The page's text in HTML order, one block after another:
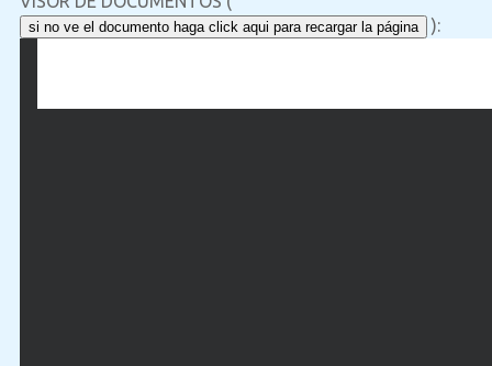
si no ve el documento haga click aqui para recargar la página ):